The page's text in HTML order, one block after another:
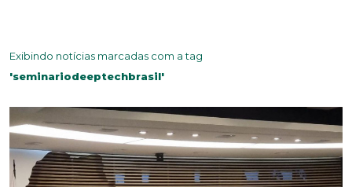
Exibindo notícias marcadas com a tag
'seminariodeeptechbrasil'